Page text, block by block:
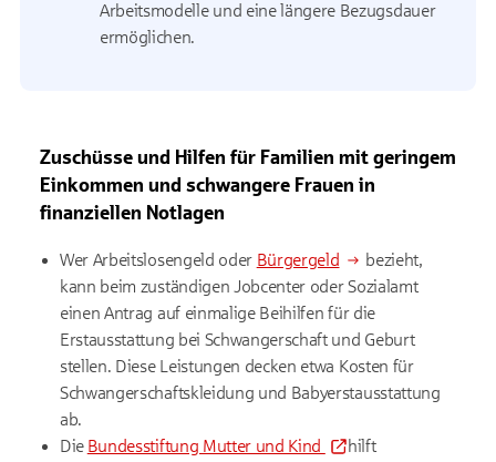
Arbeitsmodelle und eine längere Bezugsdauer
ermöglichen.
Zuschüsse und Hilfen für Familien mit geringem
Einkommen und schwangere Frauen in
finanziellen Notlagen
Wer Arbeitslosengeld oder Bürgergeld
bezieht,
kann beim zuständigen Jobcenter oder Sozialamt
einen Antrag auf einmalige Beihilfen für die
Erstausstattung bei Schwangerschaft und Geburt
stellen. Diese Leistungen decken etwa Kosten für
Schwangerschaftskleidung und Babyerstausstattung
ab.
Die Bundesstiftung Mutter und Kind
hilft